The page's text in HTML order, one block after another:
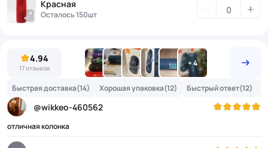
Красная
Осталось 150шт
4.94
17 отзывов
Быстрая доставка(14) Хорошая упаковка(12) Быстрый ответ(12)
@wikkeo-460562
отличная колонка